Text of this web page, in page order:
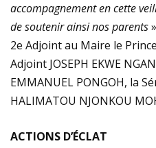
accompagnement en cette
de soutenir ainsi nos parents
2e Adjoint au Maire le
Adjoint JOSEPH EKWE
EMMANUEL PONGOH, la
HALIMATOU NJONKOU
ACTIONS D’ÉCLAT